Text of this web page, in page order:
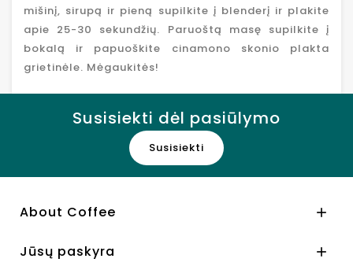
mišinį, sirupą ir pieną supilkite į blenderį ir plakite
apie 25-30 sekundžių. Paruoštą masę supilkite į
bokalą ir papuoškite cinamono skonio plakta
grietinėle. Mėgaukitės!
Susisiekti dėl pasiūlymo
Susisiekti
About Coffee 
Jūsų paskyra 